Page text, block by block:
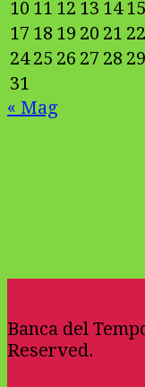
10 11 12 13 14 15
17 18 19 20 21 22
24 25 26 27 28 29
31
« Mag
Banca del
Reserved.